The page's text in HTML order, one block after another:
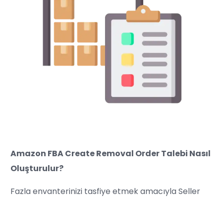
Amazon FBA Create Removal Order Talebi Nasıl
Oluşturulur?
Fazla envanterinizi tasfiye etmek amacıyla Seller